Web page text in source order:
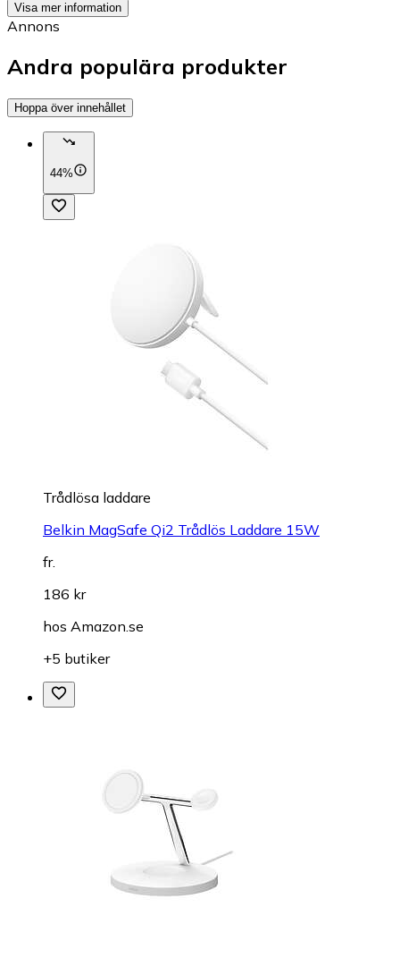
Visa mer information
Annons
Andra populära produkter
Hoppa över innehållet
44%
Trådlösa laddare
Belkin MagSafe Qi2 Trådlös Laddare 15W
fr.
186 kr
hos Amazon.se
+5 butiker